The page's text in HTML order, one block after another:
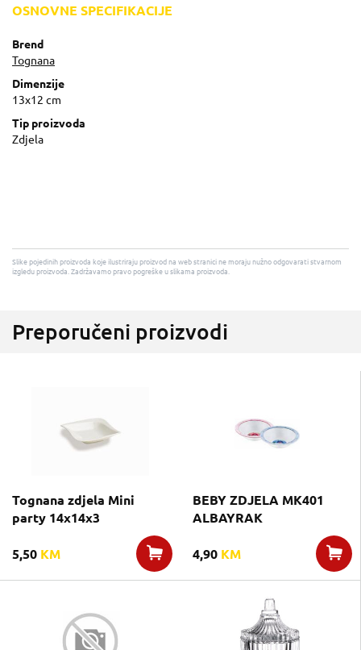
OSNOVNE SPECIFIKACIJE
Brend
Tognana
Dimenzije
13x12 cm
Tip proizvoda
Zdjela
Slike pojedinih proizvoda koje ilustriraju proizvod na web stranici ne moraju nužno odgovarati stvarnom
izgledu proizvoda. Zadržavamo pravo pogreške u slikama proizvoda.
Preporučeni proizvodi
Tognana zdjela Mini
party 14x14x3
5,50 KM
BEBY ZDJELA MK401
ALBAYRAK
4,90 KM